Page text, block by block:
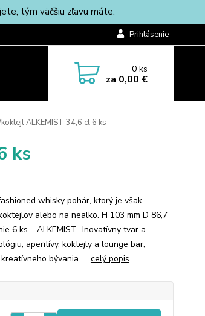
tým väčšiu zľavu máte.
Prihlásenie
0ks
za 0,00 €
ALKEMIST 34,6 cl 6 ks
ks
whisky pohár, ktorý je však
alebo na nealko. H 103 mm D 86,7
6 ks. ALKEMIST- Inovatívny tvar a
aperitívy, koktejly a lounge bar,
bývania. ... celý popis